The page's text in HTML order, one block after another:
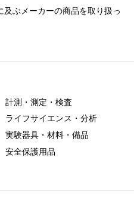
ぶメーカーの商品を取り扱っ
計測・測定・検査
ライフサイエンス・分析
実験器具・材料・備品
安全保護用品